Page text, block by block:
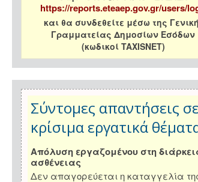
https://reports.eteaep.gov.gr/users/
και θα συνδεθείτε μέσω της
Γραμματείας Δημοσίων Εσόδων
(κωδικοί TAXISNET)
Σύντομες απαντήσεις σε
κρίσιμα εργατικά
Απόλυση εργαζομένου στη
ασθένειας
Δεν απαγορεύεται η καταγγελία